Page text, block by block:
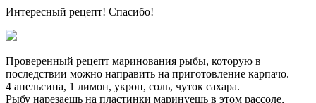
Интересный рецепт! Спасибо!
Проверенный рецепт маринования рыбы, которую в
последствии можно направить на приготовление карпачо.
4 апельсина, 1 лимон, укроп, соль, чуток сахара.
Рыбу нарезаешь на пластинки маринуешь в этом рассоле,